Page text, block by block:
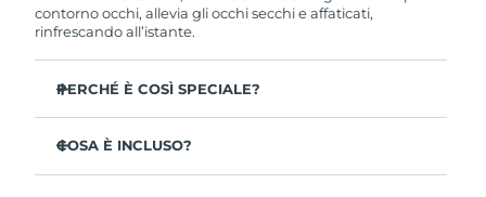
contorno occhi, allevia gli occhi secchi e affaticati,
rinfrescando all’istante.
PERCHÉ È COSÌ SPECIALE?
ed efficace per il contorno occhi.
3,5 volte più efficace nel ridurre le borse sotto gli occhi*
COSA È INCLUSO?